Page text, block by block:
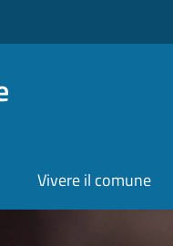
Vivere il comune